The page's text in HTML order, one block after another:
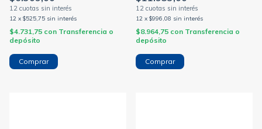
12 x $525,75 sin interés
$4.731,75 con Transferencia o
depósito
Comprar
12 x $996,08 sin interés
$8.964,75 con Transferencia o
depósito
Comprar